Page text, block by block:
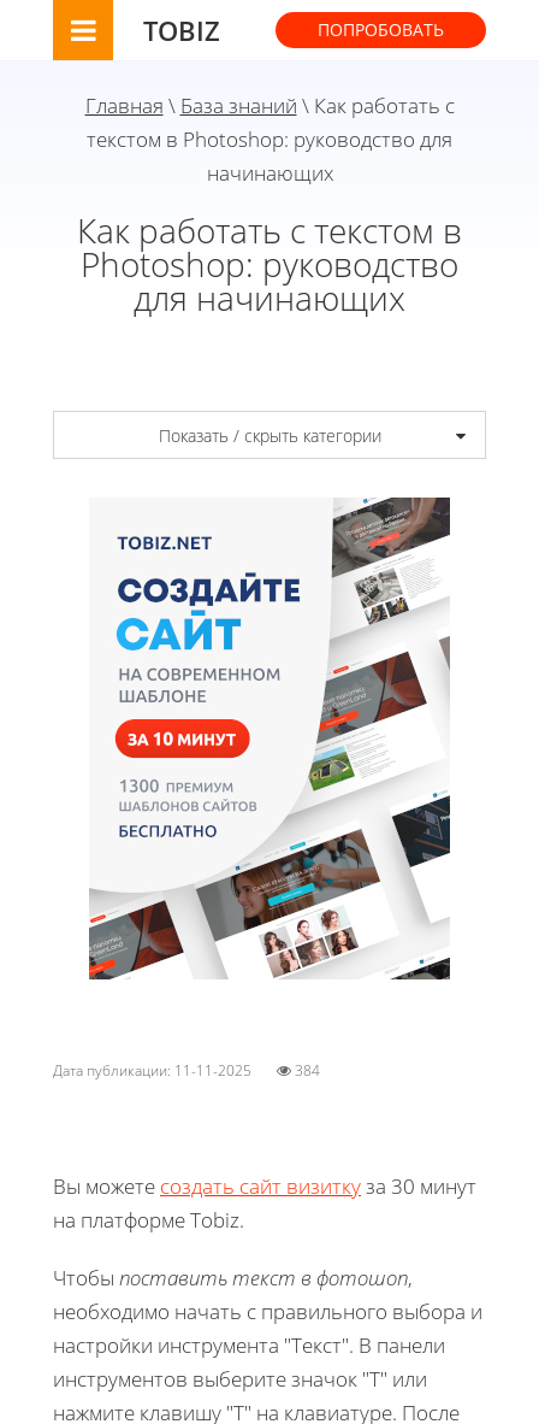
TOBIZ ПОПРОБОВАТЬ
Главная \ База знаний \ Как работать с
текстом в Photoshop: руководство для
начинающих
Как работать с текстом в
Photoshop: руководство
для начинающих
Показать / скрыть категории
Дата публикации: 11-11-2025 384
Вы можете создать сайт визиткуза 30 минут
на платформе Tobiz.
Чтобы поставить текст в фотошоп,
необходимо начать с правильного выбора и
настройки инструмента "Текст". В панели
инструментов выберите значок "Т" или
нажмите клавишу "T" на клавиатуре. После